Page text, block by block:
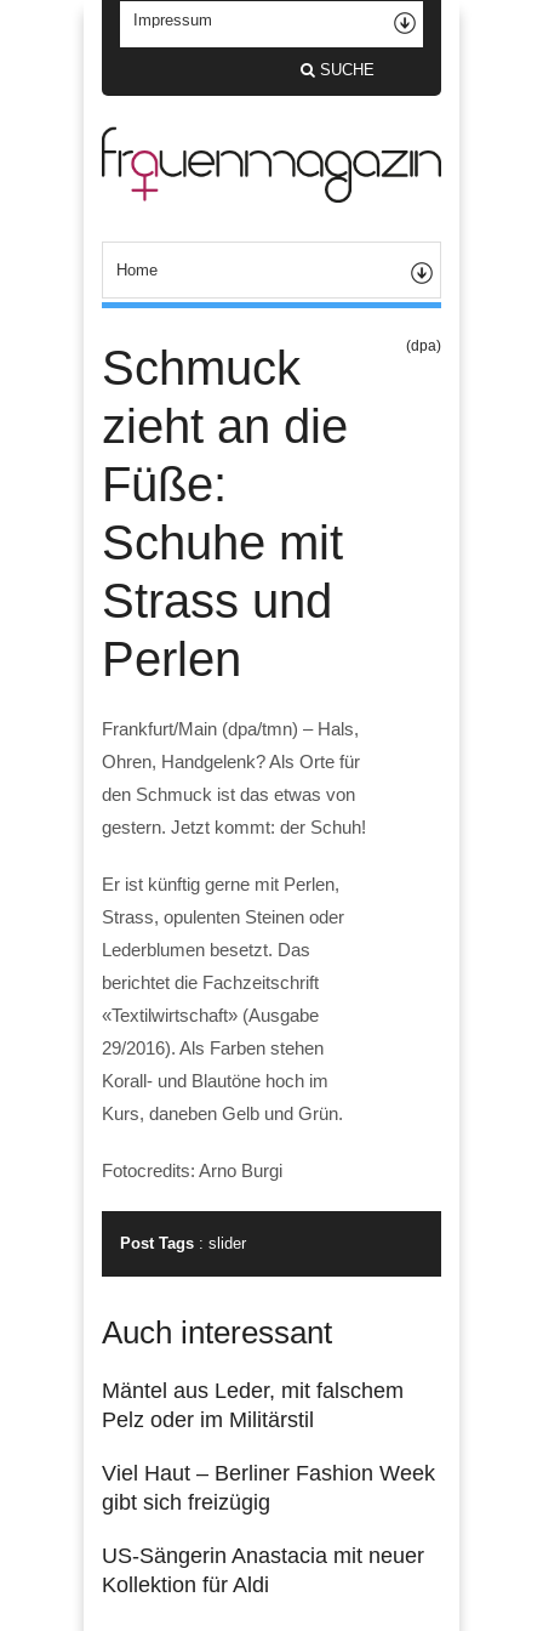
SUCHE
Schmuck
zieht an die
Füße:
Schuhe mit
Strass und
Perlen
(dpa)
Frankfurt/Main (dpa/tmn) – Hals,
Ohren, Handgelenk? Als Orte für
den Schmuck ist das etwas von
gestern. Jetzt kommt: der Schuh!
Er ist künftig gerne mit Perlen,
Strass, opulenten Steinen oder
Lederblumen besetzt. Das
berichtet die Fachzeitschrift
«Textilwirtschaft» (Ausgabe
29/2016). Als Farben stehen
Korall- und Blautöne hoch im
Kurs, daneben Gelb und Grün.
Fotocredits: Arno Burgi
Post Tags : slider
Auch interessant
Mäntel aus Leder, mit falschem
Pelz oder im Militärstil
Viel Haut – Berliner Fashion Week
gibt sich freizügig
US-Sängerin Anastacia mit neuer
Kollektion für Aldi